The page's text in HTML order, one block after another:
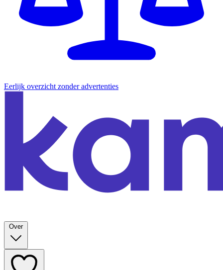
Eerlijk overzicht zonder advertenties
Over